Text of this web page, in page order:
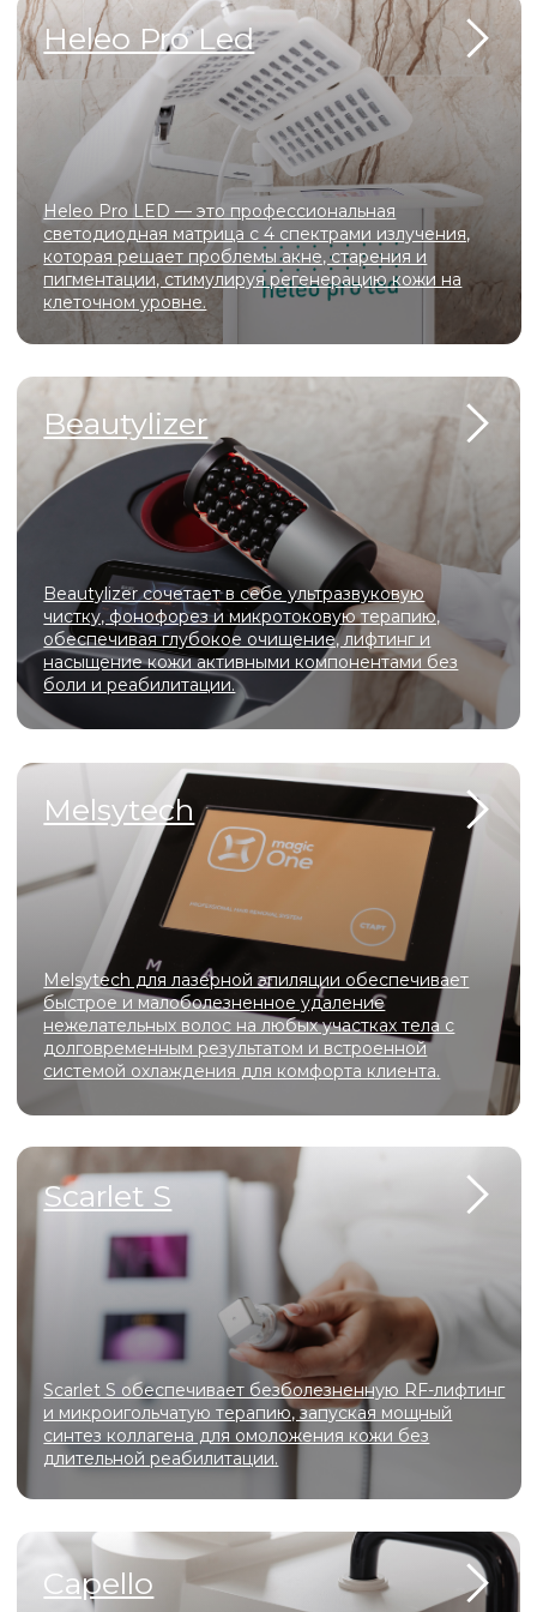
Комфортные, хорошо оборудованные
кабинеты
Официальные лицензии и
сертификаты для
оборудования
Эффективные лазерные технологии
для коррекции шрамов, рубцов,
возрастных изменений
Доступные цены
Регулярные скидки и акции для
новых пациентов
с 10-летним опытом